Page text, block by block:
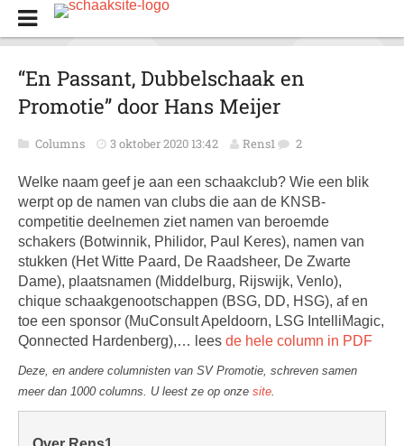
“En Passant, Dubbelschaak en
Promotie” door Hans Meijer
Columns 3 oktober 2020 13:42 Rens1 2
Welke naam geef je aan een schaakclub? Wie een blik
werpt op de namen van clubs die aan de KNSB-
competitie deelnemen ziet namen van beroemde
schakers (Botwinnik, Philidor, Paul Keres), namen van
stukken (Het Witte Paard, De Raadsheer, De Zwarte
Dame), plaatsnamen (Middelburg, Rijswijk, Venlo),
chique schaakgenootschappen (BSG, DD, HSG), af en
toe een sponsor (MuConsult Apeldoorn, LSG IntelliMagic,
Qonnected Hardenberg),… lees de hele column in PDF
Deze, en andere columnisten van SV Promotie, schreven samen
meer dan 1000 columns. U leest ze op onze site.